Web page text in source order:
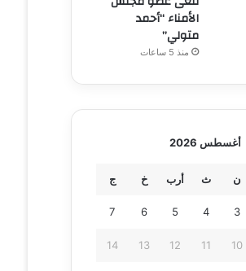
الأمناء “أحمد
متولي”
منذ 5 ساعات
أغسطس 2026
ن ث أرب خ ج
3
4
5
6
7
10
11
12
13
14